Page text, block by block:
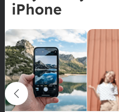
iPhone